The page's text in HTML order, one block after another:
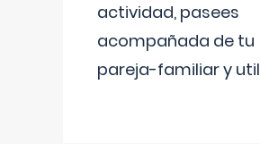
actividad, pasees
acompañada de tu
pareja-familiar y util